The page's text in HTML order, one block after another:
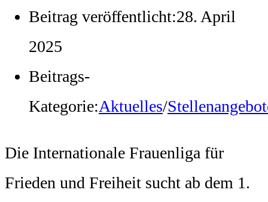
Beitrag veröffentlicht:28. April
2025
Beitrags-
Kategorie:Aktuelles/
Die Internationale Frauenliga für
Frieden und Freiheit sucht ab dem 1.